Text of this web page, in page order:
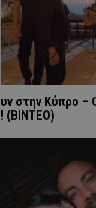
στην Κύπρο –
(ΒΙΝΤΕΟ)